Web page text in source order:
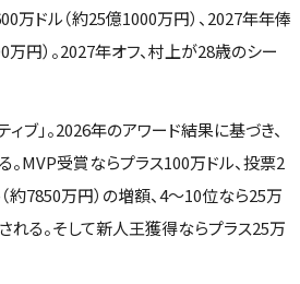
万ドル（約25億1000万円）、2027年年俸
円）。2027年オフ、村上が28歳のシー
ブ」。2026年のアワード結果に基づき、
MVP受賞ならプラス100万ドル、投票2
約7850万円）の増額、4～10位なら25万
れる。そして新人王獲得ならプラス25万